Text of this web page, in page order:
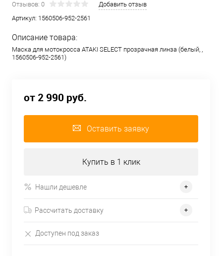
Отзывов: 0
Добавить отзыв
Артикул: 1560506-952-2561
Описание товара:
Маска для мотокросса ATAKI SELECT прозрачная линза (белый, ,
1560506-952-2561)
от 2 990 руб.
Оставить заявку
Купить в 1 клик
Нашли дешевле
Рассчитать доставку
Доступен под заказ